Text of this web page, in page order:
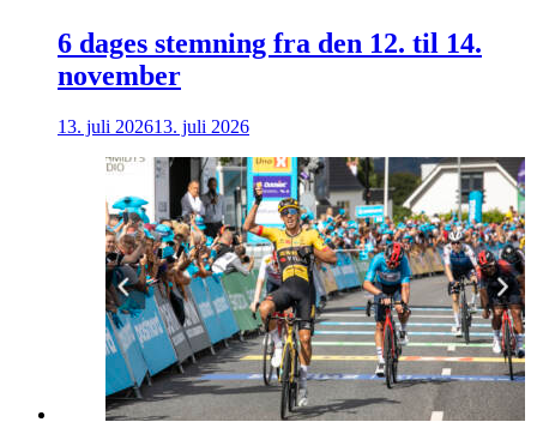
6 dages stemning fra den 12. til 14.
november
13. juli 202613. juli 2026